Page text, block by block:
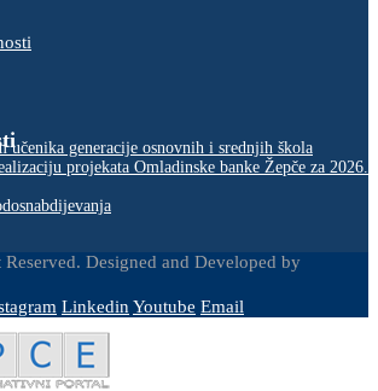
učenika generacije osnovnih i srednjih škola
projekata Omladinske banke Žepče za 2026.
Designed and Developed by
LinkedinYoutube Email